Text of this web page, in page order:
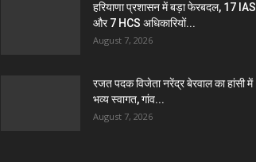
हरियाणा प्रशासन में बड़ा फेरबदल, 17 IAS
और 7 HCS अधिकारियों...
August 7, 2026
रजत पदक विजेता नरेंद्र बेरवाल का हांसी में
भव्य स्वागत, गांव...
August 7, 2026